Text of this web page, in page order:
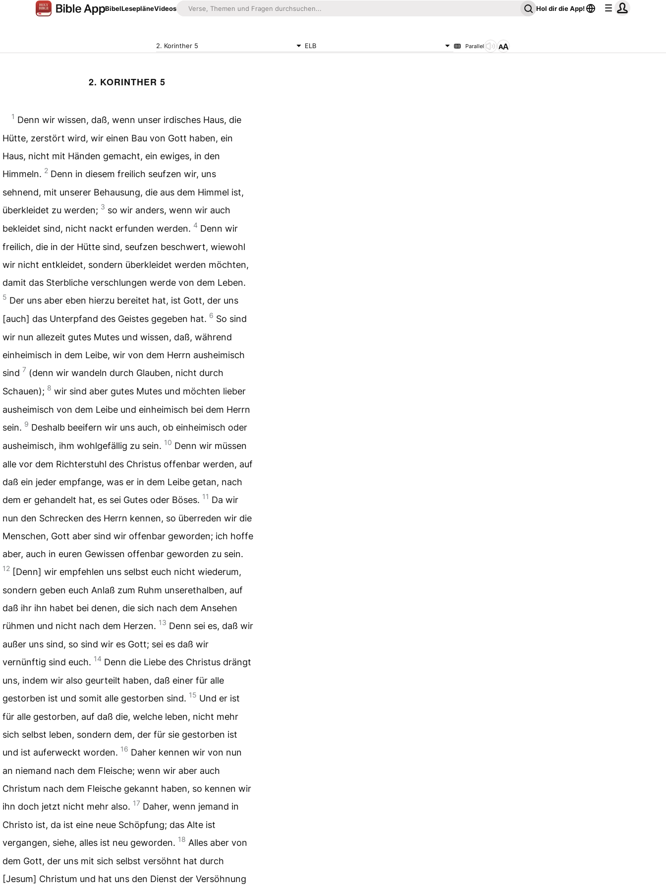
BibelLesepläneVideos Hol dir die App!
2. Korinther 5 ELB Parallel
2. KORINTHER 5
1 Denn wir wissen, daß, wenn unser irdisches Haus, die
Hütte, zerstört wird, wir einen Bau von Gott haben, ein
Haus, nicht mit Händen gemacht, ein ewiges, in den
Himmeln. 2 Denn in diesem freilich seufzen wir, uns
sehnend, mit unserer Behausung, die aus dem Himmel ist,
überkleidet zu werden; 3 so wir anders, wenn wir auch
bekleidet sind, nicht nackt erfunden werden. 4 Denn wir
freilich, die in der Hütte sind, seufzen beschwert, wiewohl
wir nicht entkleidet, sondern überkleidet werden möchten,
damit das Sterbliche verschlungen werde von dem Leben.
5 Der uns aber eben hierzu bereitet hat, ist Gott, der uns
[auch] das Unterpfand des Geistes gegeben hat. 6 So sind
wir nun allezeit gutes Mutes und wissen, daß, während
einheimisch in dem Leibe, wir von dem Herrn ausheimisch
sind 7 (denn wir wandeln durch Glauben, nicht durch
Schauen); 8 wir sind aber gutes Mutes und möchten lieber
ausheimisch von dem Leibe und einheimisch bei dem Herrn
sein. 9 Deshalb beeifern wir uns auch, ob einheimisch oder
ausheimisch, ihm wohlgefällig zu sein. 10 Denn wir müssen
alle vor dem Richterstuhl des Christus offenbar werden, auf
daß ein jeder empfange, was er in dem Leibe getan, nach
dem er gehandelt hat, es sei Gutes oder Böses. 11 Da wir
nun den Schrecken des Herrn kennen, so überreden wir die
Menschen, Gott aber sind wir offenbar geworden; ich hoffe
aber, auch in euren Gewissen offenbar geworden zu sein.
12 [Denn] wir empfehlen uns selbst euch nicht wiederum,
sondern geben euch Anlaß zum Ruhm unserethalben, auf
daß ihr ihn habet bei denen, die sich nach dem Ansehen
rühmen und nicht nach dem Herzen. 13 Denn sei es, daß wir
außer uns sind, so sind wir es Gott; sei es daß wir
vernünftig sind euch. 14 Denn die Liebe des Christus drängt
uns, indem wir also geurteilt haben, daß einer für alle
gestorben ist und somit alle gestorben sind. 15 Und er ist
für alle gestorben, auf daß die, welche leben, nicht mehr
sich selbst leben, sondern dem, der für sie gestorben ist
und ist auferweckt worden. 16 Daher kennen wir von nun
an niemand nach dem Fleische; wenn wir aber auch
Christum nach dem Fleische gekannt haben, so kennen wir
ihn doch jetzt nicht mehr also. 17 Daher, wenn jemand in
Christo ist, da ist eine neue Schöpfung; das Alte ist
vergangen, siehe, alles ist neu geworden. 18 Alles aber von
dem Gott, der uns mit sich selbst versöhnt hat durch
[Jesum] Christum und hat uns den Dienst der Versöhnung